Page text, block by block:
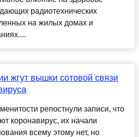
радиотехнических
на жилых домах и
жгут вышки сотовой связи
репостнули записи, что
коронавирус, их начали
всему этому нет, но